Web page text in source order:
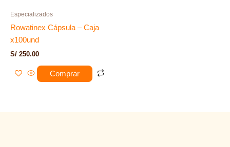
Especializados
Rowatinex Cápsula – Caja
x100und
S/ 250.00
Comprar